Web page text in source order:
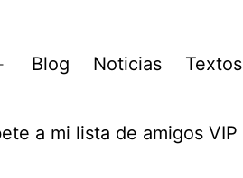
Blog Noticias Textos
a mi lista de amigos VIP